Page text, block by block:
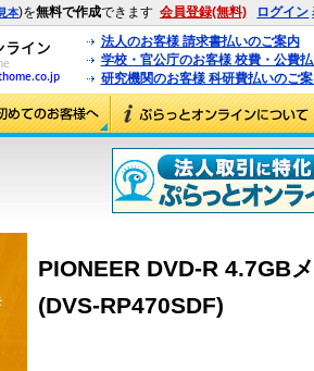
見本)を無料で作成できます 会員登録(無料) ログイン
法人のお客様 請求書払いのご案内
学校・官公庁のお客様 校費・公費
研究機関のお客様 科研費払いのご
PIONEER DVD-R 4.7GB
(DVS-RP470SDF)